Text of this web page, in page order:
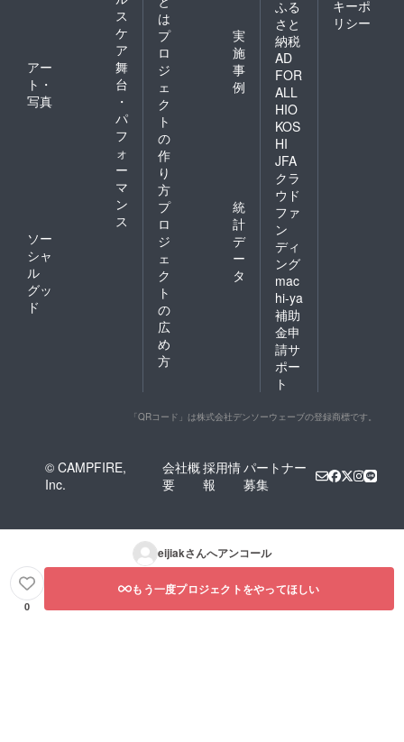
ス
ケ
ア
アー
ト・
写真
舞
台
・
パ
フ
ォ
ー
マ
ン
ス
ソー
シャ
ル
グッ
ド
は
プ
ロ
ジ
ェ
ク
ト
の
作
り
方
実
施
事
例
プ
ロ
ジ
ェ
ク
ト
の
広
め
方
統
計
デ
ー
タ
ふる
さと
納税
AD
FOR
ALL
HIO
KOS
HI
JFA
クラ
ウド
ファ
ン
ディ
ング
mac
hi-ya
補助
金申
請サ
ポー
ト
キーポ
リシー
「QRコード」は株式会社デンソーウェーブの登録商標です。
© CAMPFIRE,
Inc.
会社概
要
採用情
報
パートナー
募集
eijiakさんへアンコール
0
もう一度プロジェクトをやってほしい